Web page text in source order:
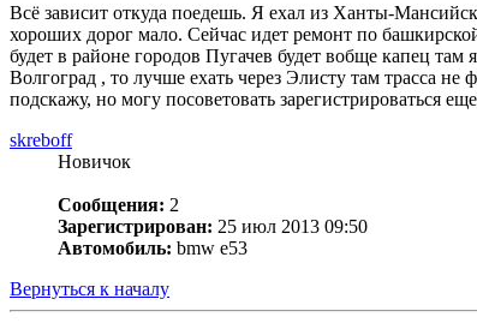
Всё зависит откуда поедешь. Я ехал из Ханты-
хороших дорог мало. Сейчас идет ремонт по
будет в районе городов Пугачев будет вобще капец
Волгоград , то лучше ехать через Элисту там трасса
подскажу, но могу посоветовать зарегистрироваться
skreboff
Новичок
Сообщения: 2
Зарегистрирован: 25 июл 2013 09:50
Автомобиль: bmw e53
Вернуться к началу